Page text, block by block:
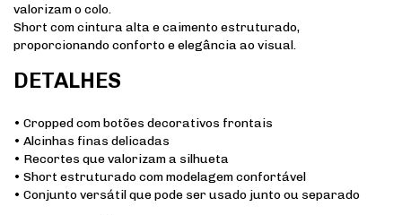
valorizam o colo.
Short com cintura alta e caimento estruturado,
proporcionando conforto e elegância ao visual.
DETALHES
• Cropped com botões decorativos frontais
• Alcinhas finas delicadas
• Recortes que valorizam a silhueta
• Short estruturado com modelagem confortável
• Conjunto versátil que pode ser usado junto ou separado